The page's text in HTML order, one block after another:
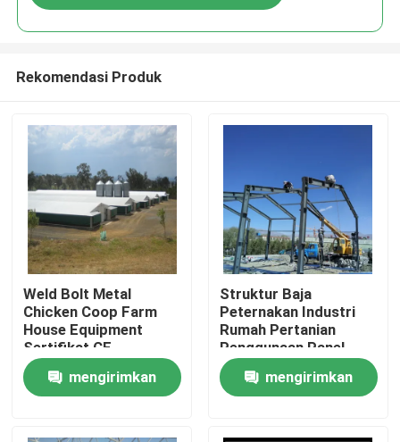
Rumah
Produk
Rekomendasi Produk
Weld Bolt Metal
Chicken Coop Farm
House Equipment
Sertifikat CE
mengirimkan
Struktur Baja
Peternakan Industri
Rumah Pertanian
Penggunaan Panel
Berwarna
mengirimkan